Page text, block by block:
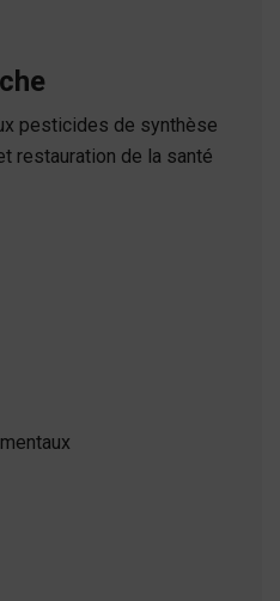
pesticides de synthèse
restauration de la santé